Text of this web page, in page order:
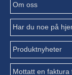
Om oss
Har du noe på
Produktnyheter
Mottatt en faktura